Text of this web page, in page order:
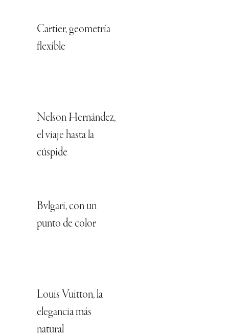
Cartier, geometría
flexible
Nelson Hernández,
el viaje hasta la
cúspide
Bvlgari, con un
punto de color
Louis Vuitton, la
elegancia más
natural